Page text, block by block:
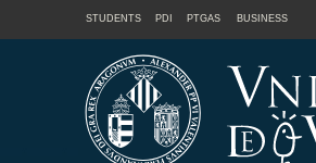
STUDENTS PDI PTGAS BUSINESS